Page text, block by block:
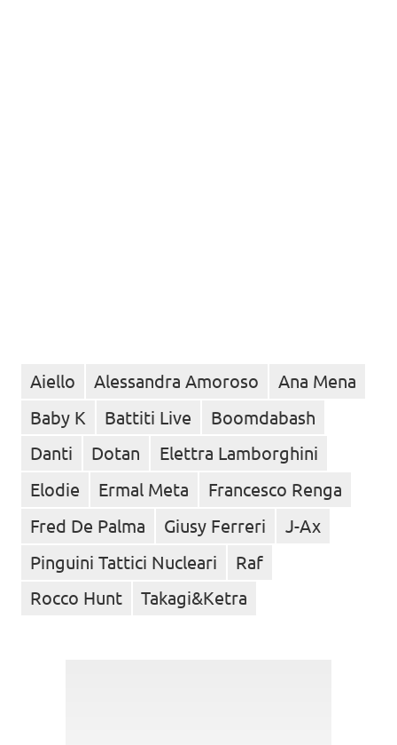
Aiello Alessandra Amoroso
Ana Mena
Baby K
Battiti Live
Boomdabash
Danti
Dotan
Elettra Lamborghini
Elodie
Ermal Meta
Francesco Renga
Fred De Palma
Giusy Ferreri
J-Ax
Pinguini Tattici Nucleari
Raf
Rocco Hunt
Takagi&Ketra